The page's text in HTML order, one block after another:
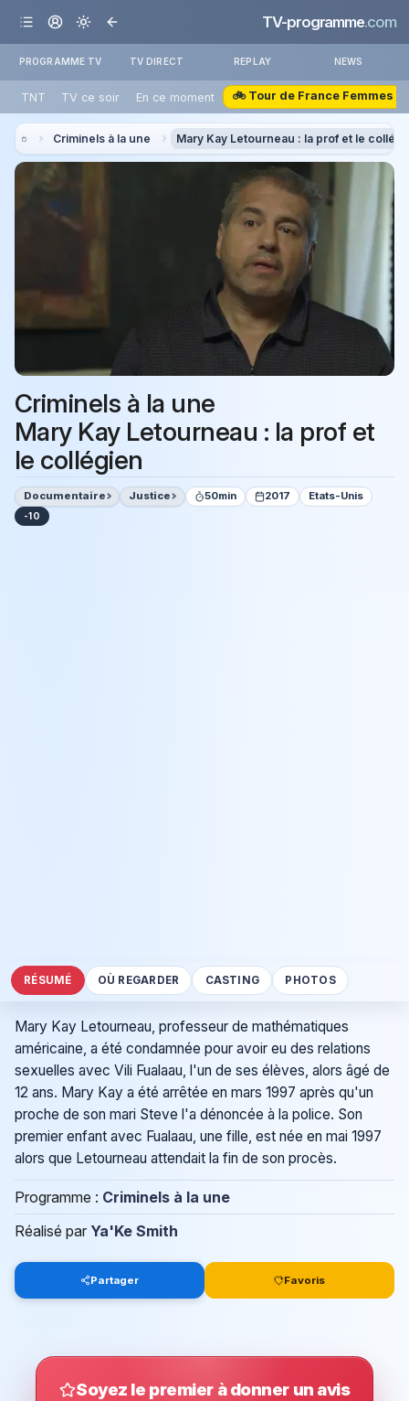
TV-programme.com
PROGRAMME TV TV DIRECT REPLAY NEWS
TNT TV ce soir En ce moment 🚲 Tour de France Femmes
Criminels à la une Mary Kay Letourneau : la prof et le
Criminels à la une
Mary Kay Letourneau : la prof et
le collégien
Documentaire Justice 50min 2017 Etats-Unis
-10
RÉSUMÉ OÙ REGARDER CASTING PHOTOS
Mary Kay Letourneau, professeur de mathématiques
américaine, a été condamnée pour avoir eu des relations
sexuelles avec Vili Fualaau, l'un de ses élèves, alors âgé de
12 ans. Mary Kay a été arrêtée en mars 1997 après qu'un
proche de son mari Steve l'a dénoncée à la police. Son
premier enfant avec Fualaau, une fille, est née en mai 1997
alors que Letourneau attendait la fin de son procès.
Programme : Criminels à la une
Réalisé par Ya'Ke Smith
Partager Favoris
Soyez le premier à donner un avis